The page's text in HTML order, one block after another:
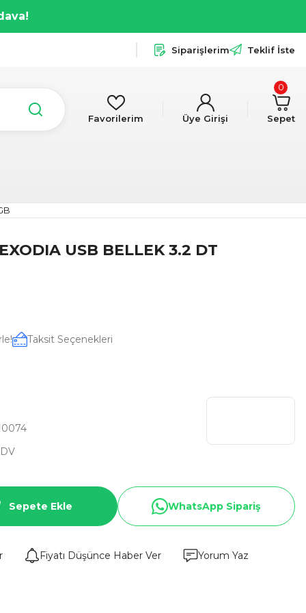
Siparişlerim Teklif İste
Favorilerim Üye Girişi Sepet
0
USB BELLEK 3.2 DT
Taksit Seçenekleri
Sepete Ekle WhatsApp Sipariş
Fiyatı Düşünce Haber Ver Yorum Yaz